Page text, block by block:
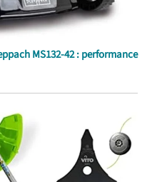
MS132-42 : performance